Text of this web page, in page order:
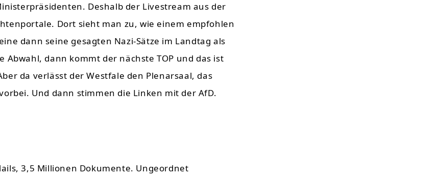
Deshalb der Livestream aus der
Dort sieht man zu, wie einem empfohlen
dann seine gesagten Nazi-Sätze im Landtag als
dann kommt der nächste TOP und das ist
da verlässt der Westfale den Plenarsaal, das
Und dann stimmen die Linken mit der AfD.
3,5 Millionen Dokumente. Ungeordnet